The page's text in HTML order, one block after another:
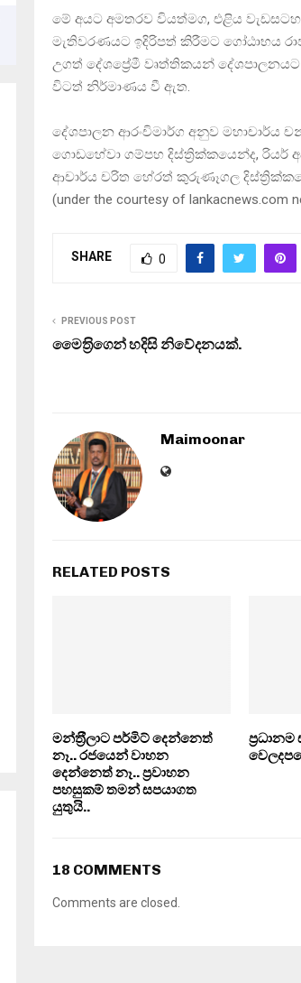
මේ අයට අමතරව වියත්මග, එළිය
මැතිවරණයට ඉදිරිපත් කිරීමට ගෝඨාභය
උගත් දේශප්‍රේමී වෘත්තිකයන්
විටත් නිර්මාණය වී ඇත.
දේශපාලන ආරංචිමාර්ග අනුව මහාචාර්ය
ගොඩහේවා ගම්පහ දිස්ත්‍රික්කයෙන්ද, රියර්
ආචාර්ය චරිත හේරත් කුරුණෑගල
(under the courtesy of lankacnews.com
SHARE 0
PREVIOUS POST
මෛත‍්‍රිගෙන් හදිසි නිවේදනයක්.
Maimoonar
RELATED POSTS
මන්ත‍්‍රීලාට පර්මිට් දෙන්නෙත්
නෑ.. රජයෙන් වාහන
දෙන්නෙත් නෑ.. ප‍්‍රවාහන
පහසුකම් තමන් සපයාගත
යුතුයි..
18 COMMENTS
Comments are closed.